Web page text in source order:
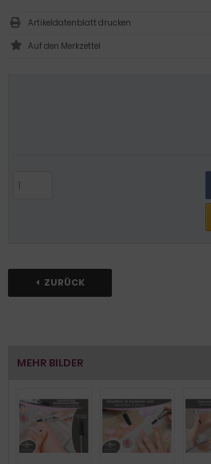
ZURÜCK
Artikeldatenblatt drucken
MEHR BILDER